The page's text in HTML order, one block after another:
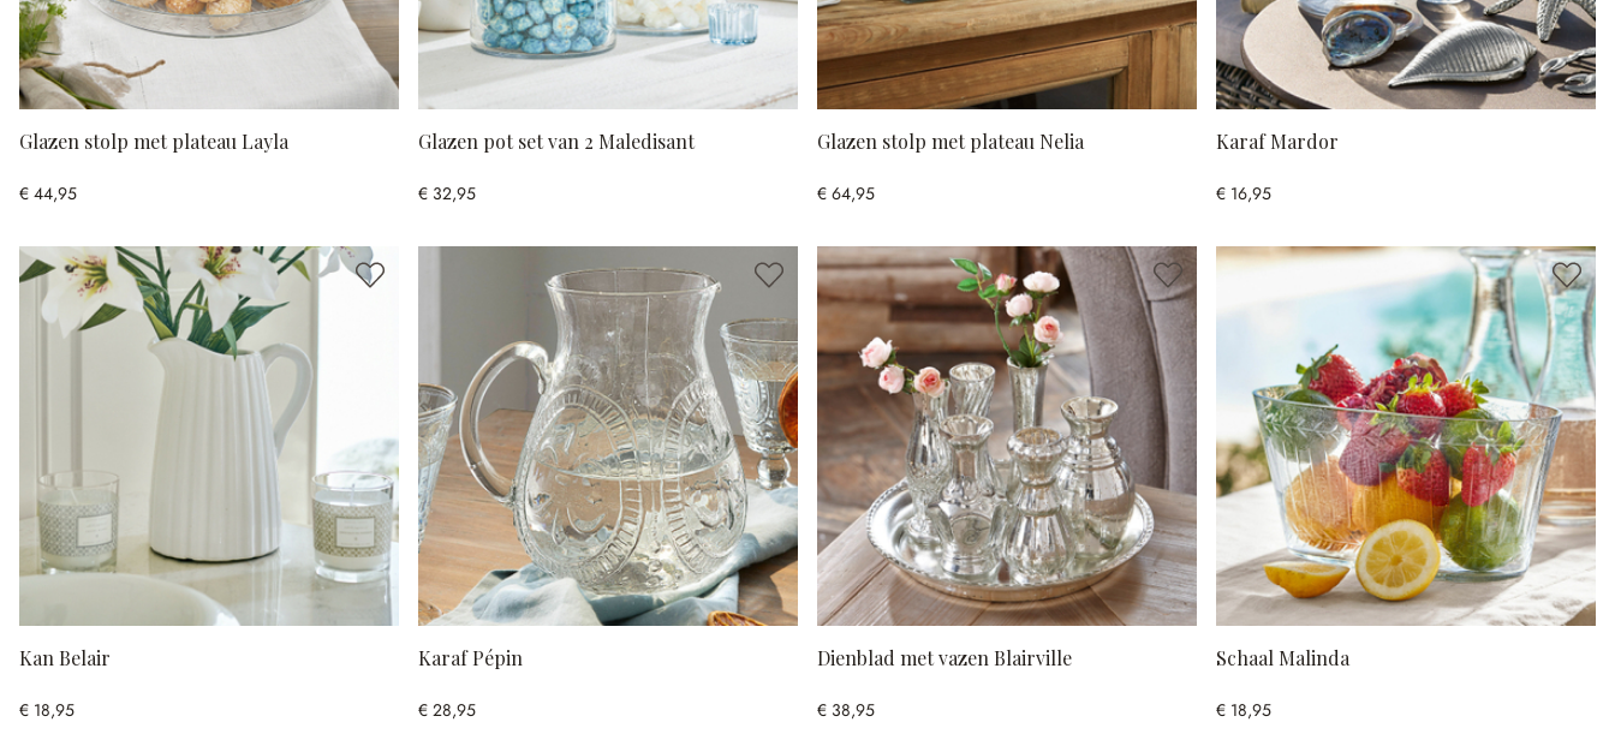
Glazen stolp met plateau Layla
€ 44,95
Glazen pot set van 2 Maledisant
€ 32,95
Glazen stolp met plateau Nelia
€ 64,95
Karaf Mardor
€ 16,95
Kan Belair
€ 18,95
Karaf Pépin
€ 28,95
Dienblad met vazen Blairville
€ 38,95
Schaal Malinda
€ 18,95